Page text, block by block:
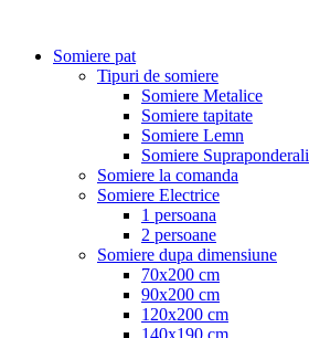
Somiere pat
Tipuri de somiere
Somiere Metalice
Somiere tapitate
Somiere Lemn
Somiere Supraponderali
Somiere la comanda
Somiere Electrice
1 persoana
2 persoane
Somiere dupa dimensiune
70x200 cm
90x200 cm
120x200 cm
140x190 cm